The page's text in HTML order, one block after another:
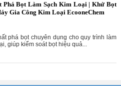
Phá Bọt Làm Sạch Kim Loại | Khử Bọt
Gia Công Kim Loại EcooneChem
phá bọt chuyên dụng cho quy trình làm
giúp kiểm soát bọt hiệu quả...